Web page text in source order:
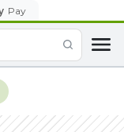
Pay